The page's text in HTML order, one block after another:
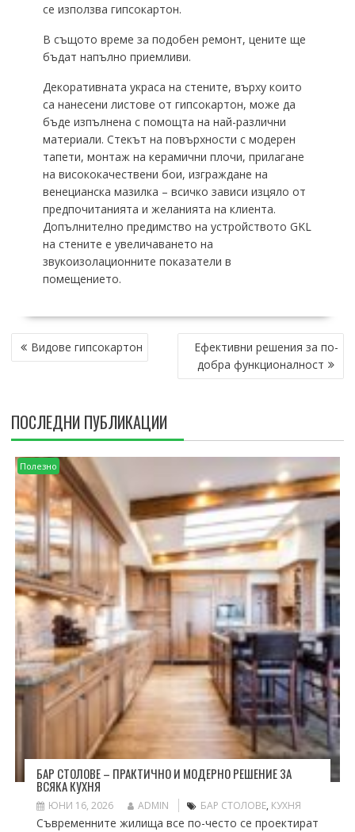
се използва гипсокартон.
В същото време за подобен ремонт, цените ще
бъдат напълно приемливи.
Декоративната украса на стените, върху които
са нанесени листове от гипсокартон, може да
бъде изпълнена с помощта на най-различни
материали. Стекът на повърхности с модерен
тапети, монтаж на керамични плочи, прилагане
на висококачествени бои, изграждане на
венецианска мазилка – всичко зависи изцяло от
предпочитанията и желанията на клиента.
Допълнително предимство на устройството GKL
на стените е увеличаването на
звукоизолационните показатели в
помещението.
НАВИГАЦИЯ
Видове гипсокартон
Ефективни решения за по-
добра функционалност
ПОСЛЕДНИ ПУБЛИКАЦИИ
Полезно
БАР СТОЛОВЕ – ПРАКТИЧНО И МОДЕРНО РЕШЕНИЕ ЗА
ВСЯКА КУХНЯ
ЮНИ 16, 2026 ADMIN БАР СТОЛОВЕ, КУХНЯ
Съвременните жилища все по-често се проектират